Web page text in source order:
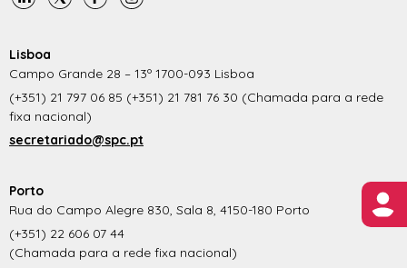
Lisboa
Campo Grande 28 – 13º 1700-093 Lisboa
(+351) 21 797 06 85 (+351) 21 781 76 30 (Chamada para a rede
fixa nacional)
secretariado@spc.pt
Porto
Rua do Campo Alegre 830, Sala 8, 4150-180 Porto
(+351) 22 606 07 44
(Chamada para a rede fixa nacional)